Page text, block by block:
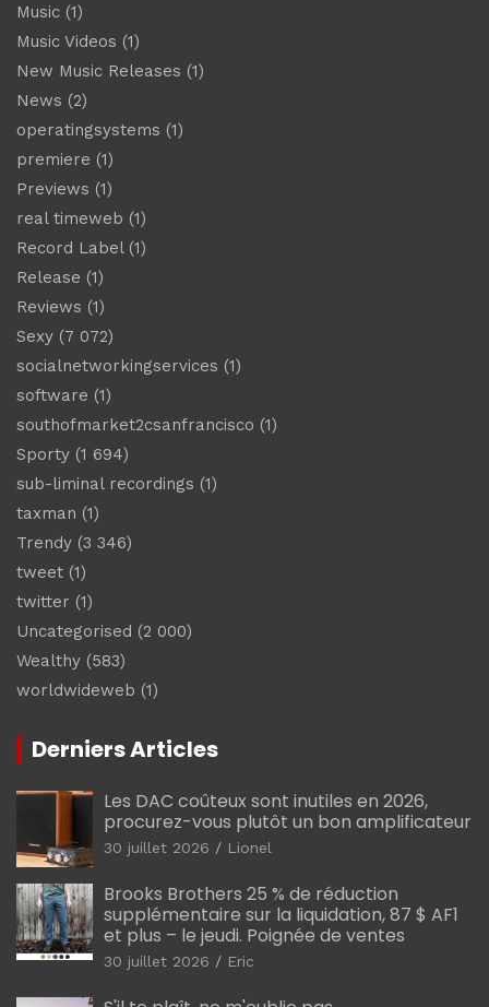
Music (1)
Music Videos (1)
New Music Releases (1)
News (2)
operatingsystems (1)
premiere (1)
Previews (1)
real timeweb (1)
Record Label(1)
Release (1)
Reviews (1)
Sexy (7 072)
socialnetworkingservices (1)
software (1)
southofmarket2csanfrancisco (1)
Sporty (1 694)
sub-liminal recordings (1)
taxman (1)
Trendy (3 346)
tweet (1)
twitter (1)
Uncategorised (2 000)
Wealthy (583)
worldwideweb (1)
Derniers Articles
Les DAC coûteux sont inutiles en 2026,
procurez-vous plutôt un bon amplificateur
30 juillet 2026 Lionel
Brooks Brothers 25 % de réduction
supplémentaire sur la liquidation, 87 $ AF1
et plus – le jeudi. Poignée de ventes
30 juillet 2026 Eric